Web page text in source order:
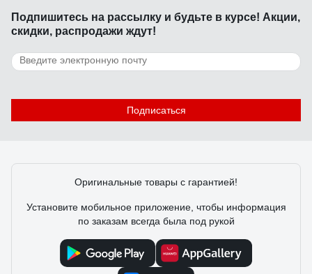
Подпишитесь на рассылку и будьте в курсе! Акции,
скидки, распродажи ждут!
Подписаться
Оригинальные товары с гарантией!
Установите мобильное приложение, чтобы информация
по заказам всегда была под рукой